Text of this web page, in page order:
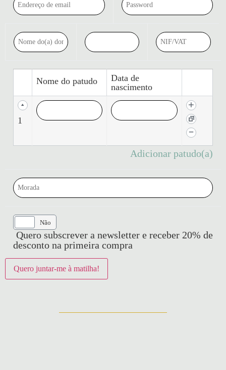
Nome do patudo
Data de
nascimento
1
Adicionar patudo(a)
Não
Quero subscrever a newsletter e receber 20% de
desconto na primeira compra